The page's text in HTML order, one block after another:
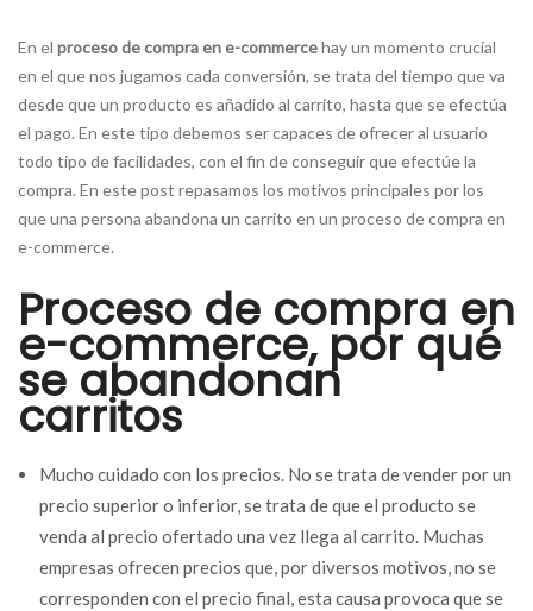
En el proceso de compra en e-commercehay un momento crucial
en el que nos jugamos cada conversión, se trata del tiempo que va
desde que un producto es añadido al carrito, hasta que se efectúa
el pago. En este tipo debemos ser capaces de ofrecer al usuario
todo tipo de facilidades, con el fin de conseguir que efectúe la
compra. En este post repasamos los motivos principales por los
que una persona abandona un carrito en un proceso de compra en
e-commerce.
Proceso de compra en
e-commerce, por qué
se abandonan
carritos
Mucho cuidado con los precios. No se trata de vender por un
precio superior o inferior, se trata de que el producto se
venda al precio ofertado una vez llega al carrito. Muchas
empresas ofrecen precios que, por diversos motivos, no se
corresponden con el precio final, esta causa provoca que se